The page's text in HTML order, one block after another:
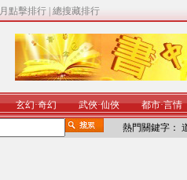
月點擊排行 總搜藏排行
玄幻·奇幻 武俠·仙俠 都市·言情
熱門關鍵字：